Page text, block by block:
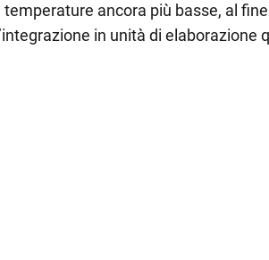
ancora più basse, al
in unità di elaborazione